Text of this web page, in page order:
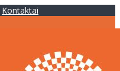
Kontaktai